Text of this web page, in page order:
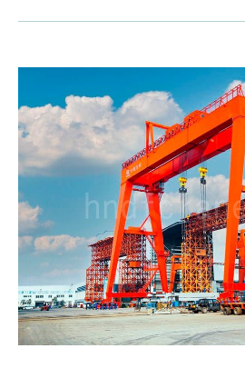
اردو
Čeština
Беларуская мова
Kiswahili
Dansk
Norsk
O‘zbekcha